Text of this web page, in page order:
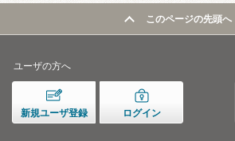
このページの先頭へ
ユーザの方へ
新規ユーザ登録 ログイン